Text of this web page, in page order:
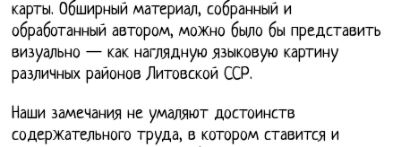
карты. Обширный материал, собранный и
обработанный автором, можно было бы представить
визуально — как наглядную языковую картину
различных районов Литовской ССР.
Наши замечания не умаляют достоинств
содержательного труда, в котором ставится и